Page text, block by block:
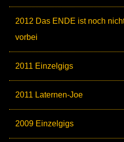
2012 Das ENDE ist noch
vorbei
2011 Einzelgigs
2011 Laternen-Joe
2009 Einzelgigs